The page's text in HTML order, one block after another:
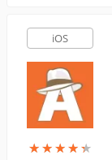
iOS
★★★★★
★★★★★